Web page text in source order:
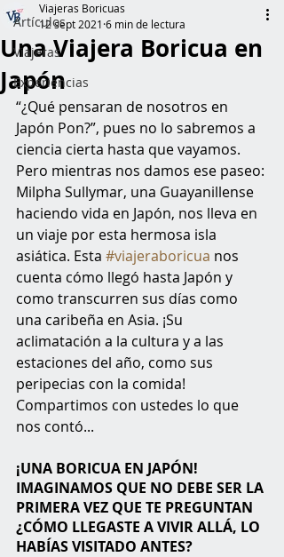
Artículos
Viajeras
Experiencias
Una Viajera Boricua en
Japón
Viajeras Boricuas
12 sept 2021 6 min de lectura
“¿Qué pensaran de nosotros en
Japón Pon?”, pues no lo sabremos a
ciencia cierta hasta que vayamos.
Pero mientras nos damos ese paseo:
Milpha Sullymar, una Guayanillense
haciendo vida en Japón, nos lleva en
un viaje por esta hermosa isla
asiática. Esta #viajeraboricua nos
cuenta cómo llegó hasta Japón y
como transcurren sus días como
una caribeña en Asia. ¡Su
aclimatación a la cultura y a las
estaciones del año, como sus
peripecias con la comida!
Compartimos con ustedes lo que
nos contó...
¡UNA BORICUA EN JAPÓN!
IMAGINAMOS QUE NO DEBE SER LA
PRIMERA VEZ QUE TE PREGUNTAN
¿CÓMO LLEGASTE A VIVIR ALLÁ, LO
HABÍAS VISITADO ANTES?